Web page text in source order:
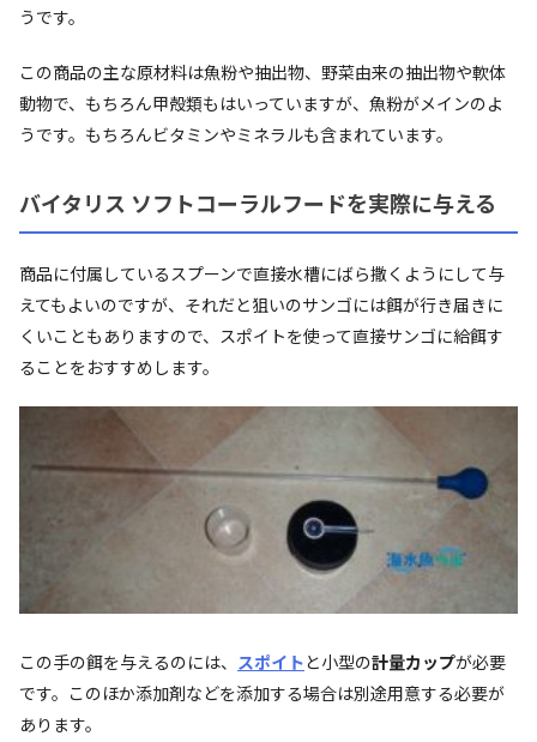
うです。
この商品の主な原材料は魚粉や抽出物、野菜由来の抽出物や軟体
動物で、もちろん甲殻類もはいっていますが、魚粉がメインのよ
うです。もちろんビタミンやミネラルも含まれています。
バイタリス ソフトコーラルフードを実際に与える
商品に付属しているスプーンで直接水槽にばら撒くようにして与
えてもよいのですが、それだと狙いのサンゴには餌が行き届きに
くいこともありますので、スポイトを使って直接サンゴに給餌す
ることをおすすめします。
この手の餌を与えるのには、 スポイトと小型の計量カップが必要
です。このほか添加剤などを添加する場合は別途用意する必要が
あります。